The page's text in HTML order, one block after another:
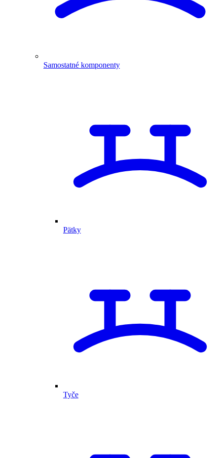
Samostatné komponenty
Pätky
Tyče